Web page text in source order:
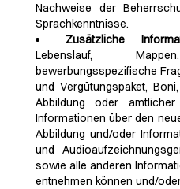
Nachweise der
Sprachkenntnisse.
Zusätzliche
Lebenslauf,
bewerbungsspezifische
und Vergütungspaket,
Abbildung oder
Informationen über den
Abbildung und/oder
und
sowie alle anderen
entnehmen können und/